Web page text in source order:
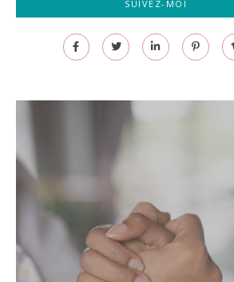
SUIVEZ-MOI